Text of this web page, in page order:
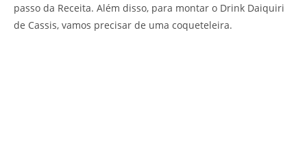
passo da Receita. Além disso, para montar o Drink Daiquiri
de Cassis, vamos precisar de uma coqueteleira.